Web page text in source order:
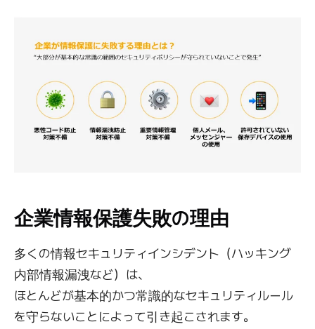
企業情報保護失敗の理由
多くの情報セキュリティインシデント（ハッキング
内部情報漏洩など）は、
ほとんどが基本的かつ常識的なセキュリティルール
を守らないことによって引き起こされます。